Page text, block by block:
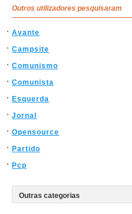
Outros utilizadores pesquisaram
Avante
Campsite
Comunismo
Comunista
Esquerda
Jornal
Opensource
Partido
Pcp